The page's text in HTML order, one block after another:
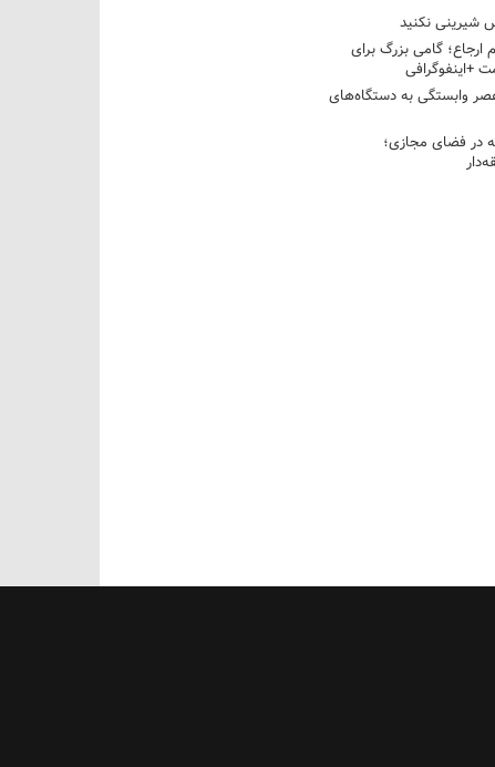
شیرینی نکنید
ارجاع؛ گامی بزرگ برای
+اینفوگرافی
وابستگی به دستگاه‌های
در فضای مجازی؛